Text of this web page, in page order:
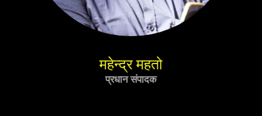
महेन्द्र महतो
प्रधान संपादक